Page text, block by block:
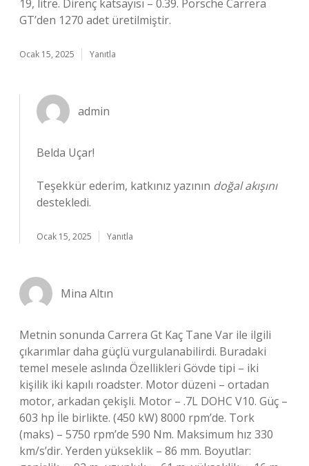
19, litre. Direnç katsayısı – 0.39. Porsche Carrera
GT’den 1270 adet üretilmiştir.
Ocak 15, 2025 Yanıtla
admin
Belda Uçar!
Teşekkür ederim, katkınız yazının doğal akışını
destekledi.
Ocak 15, 2025 Yanıtla
Mina Altın
Metnin sonunda Carrera Gt Kaç Tane Var ile ilgili
çıkarımlar daha güçlü vurgulanabilirdi. Buradaki
temel mesele aslında Özellikleri Gövde tipi – iki
kişilik iki kapılı roadster. Motor düzeni – ortadan
motor, arkadan çekişli. Motor – .7L DOHC V10. Güç –
603 hp İle birlikte. (450 kW) 8000 rpm’de. Tork
(maks) – 5750 rpm’de 590 Nm. Maksimum hız 330
km/s’dir. Yerden yükseklik – 86 mm. Boyutlar: